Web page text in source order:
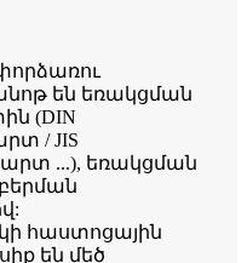
են եռակցման
(DIN
/ JIS
...), եռակցման
հաստոցային
են մեծ